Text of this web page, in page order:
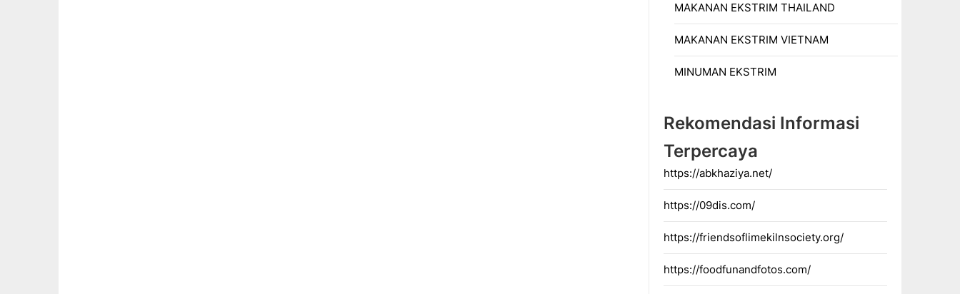
MAKANAN EKSTRIM THAILAND
MAKANAN EKSTRIM VIETNAM
MINUMAN EKSTRIM
Rekomendasi Informasi
Terpercaya
https://abkhaziya.net/
https://09dis.com/
https://friendsoflimekilnsociety.org/
https://foodfunandfotos.com/